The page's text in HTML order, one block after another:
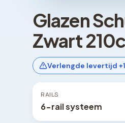
Glazen
Zwart
Verlengde levertijd
RAILS
6-rail systeem